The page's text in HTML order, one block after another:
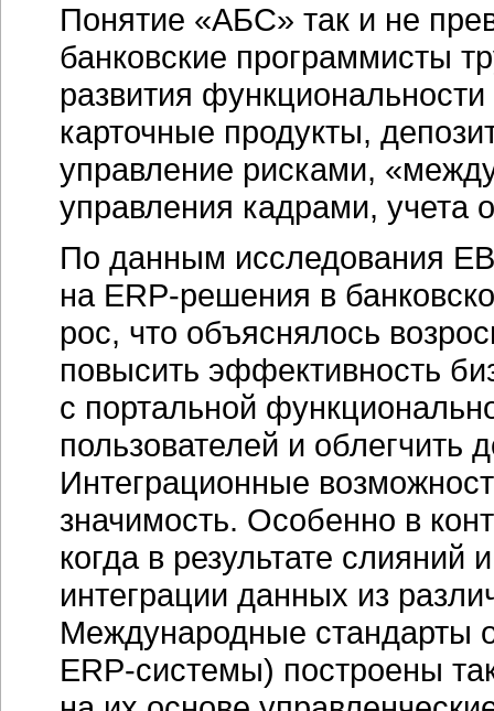
Понятие «АБС» так и не
банковские программисты
развития
карточные продукты,
управление рисками,
управления кадрами, учета
По данным исследования
на ERP-решения в
рос, что объяснялось
повысить эффективность
с портальной
пользователей и
Интеграционные
значимость. Особенно в
когда в результате
интеграции данных из
Международные стандарты
ERP-системы) построены